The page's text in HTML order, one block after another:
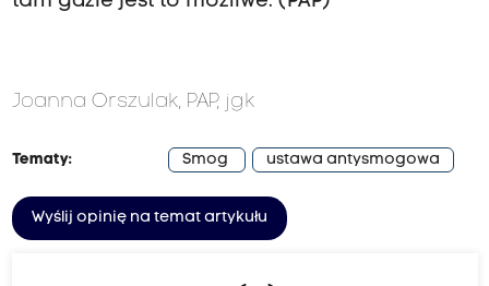
Joanna Orszulak, PAP, jgk
Tematy: Smog ustawa antysmogowa
Wyślij opinię na temat artykułu